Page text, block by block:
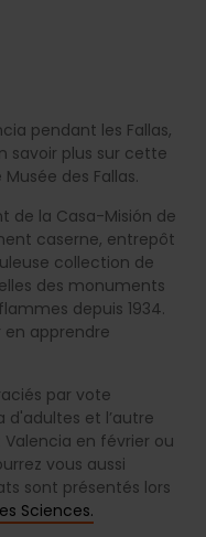
pendant les Fallas,
savoir plus sur cette
des Fallas.
de la Casa-Misión de
caserne, entrepôt
collection de
des monuments
depuis 1934.
en apprendre
par vote
d'adultes et l’autre
Valencia en février ou
vous aussi
sont présentés lors
Sciences.